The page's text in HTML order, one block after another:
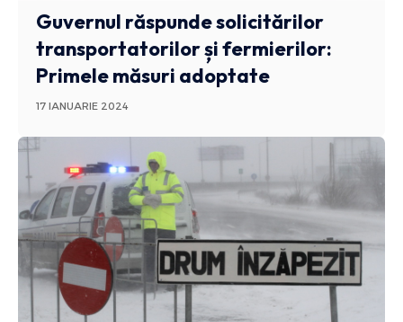
Guvernul răspunde solicitărilor
transportatorilor și fermierilor:
Primele măsuri adoptate
17 IANUARIE 2024